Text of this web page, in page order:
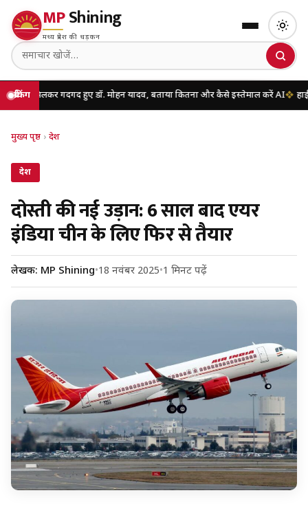
MPShining
मध्य प्रदेश की धड़कन
ब्रेकिंग
गदगद हुए डॉ. मोहन यादव, बताया कितना और कैसे इस्तेमाल करें AI हाई कोर्ट की
मुख्य पृष्ठ › देश
देश
दोस्ती की नई उड़ान: 6 साल बाद एयर
इंडिया चीन के लिए फिर से तैयार
लेखक: MP Shining•18 नवंबर 2025•1 मिनट पढ़ें